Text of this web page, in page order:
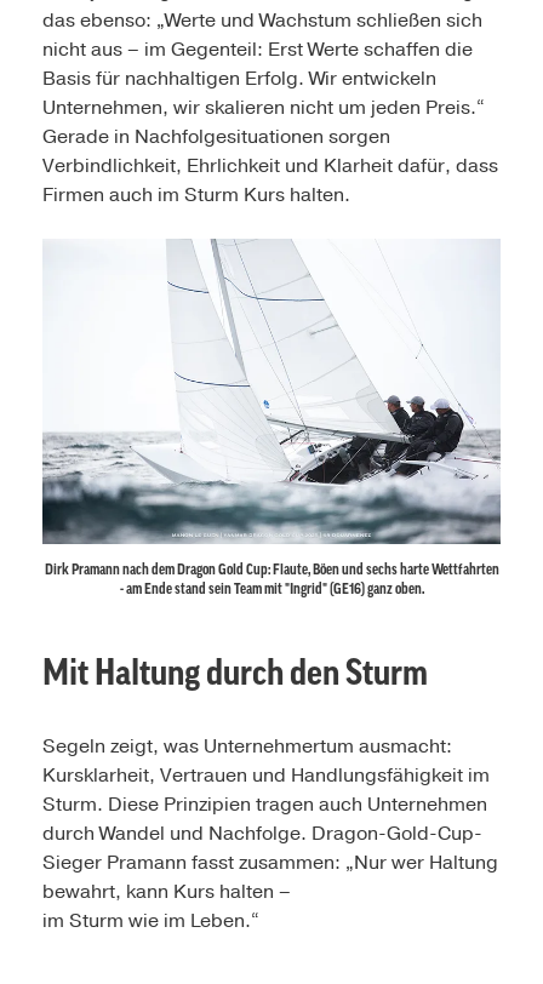
das ebenso: „Werte und Wachstum schließen sich
nicht aus – im Gegenteil: Erst Werte schaffen die
Basis für nachhal­tigen Erfolg. Wir entwickeln
Unternehmen, wir skalieren nicht um jeden Preis.“
Gerade in Nachfolgesituationen sorgen
Verbindlichkeit, Ehrlichkeit und Klarheit dafür, dass
Firmen auch im Sturm Kurs halten.
Dirk Pramann nach dem Dragon Gold Cup: Flaute, Böen und sechs harte Wettfahrten
- am Ende stand sein Team mit "Ingrid" (GE16) ganz oben.
Mit Haltung durch den Sturm
Segeln zeigt, was Unternehmertum ausmacht:
Kursklarheit, Vertrauen und Handlungsfähigkeit im
Sturm. Diese Prinzipien tragen auch Unternehmen
durch Wandel und Nachfolge. Dragon-Gold-Cup-
Sieger Pramann fasst zusammen: „Nur wer Haltung
bewahrt, kann Kurs halten –
im Sturm wie im Leben.“